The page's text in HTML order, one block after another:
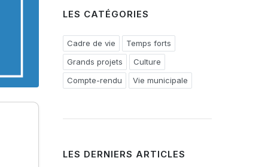
LES CATÉGORIES
Cadre de vie
Temps forts
Grands projets
Culture
Compte-rendu
Vie municipale
LES DERNIERS ARTICLES